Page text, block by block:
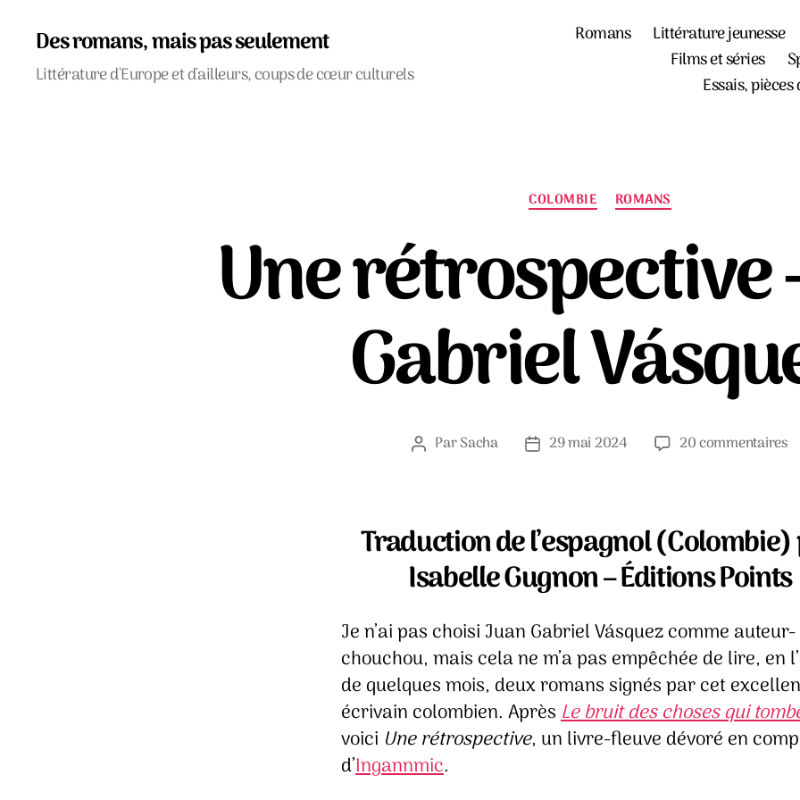
Des romans, mais pas seulement
Littérature d'Europe et d'ailleurs, coups de cœur culturels
Romans Littérature jeunesse
Films et séries
Essais,
Catégories
COLOMBIE ROMANS
Une rétrospective
Gabriel
Auteur
ParSacha
Date29 mai 2024 20 commentairessur
Traduction de l’espagnol
Isabelle Gugnon – Éditions Points
Je n’ai pas choisi Juan Gabriel Vásquez comme auteur-
chouchou, mais cela ne m’a pas empêchée de lire, en
de quelques mois, deux romans signés par cet
écrivain colombien. AprèsLe bruit des choses qui
voici Une rétrospective, un livre-fleuve dévoré en
d’Ingannmic.